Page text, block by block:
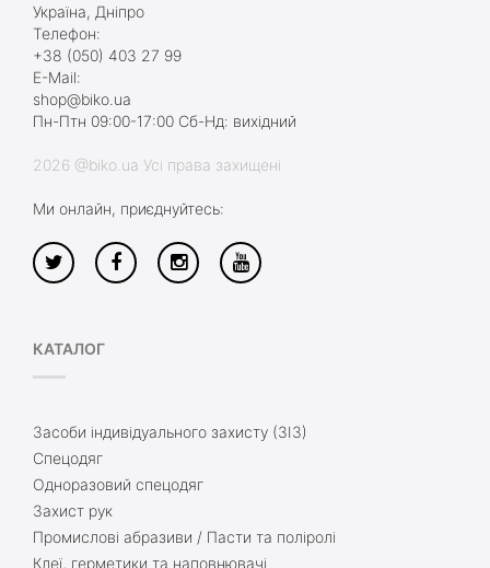
Україна, Дніпро
Телефон:
+38 (050) 403 27 99
E-Mail:
shop@biko.ua
Пн-Птн 09:00-17:00 Сб-Нд: вихідний
2026 @biko.ua Усі права захищені
Ми онлайн, приєднуйтесь:
КАТАЛОГ
Засоби індивідуального захисту (ЗІЗ)
Спецодяг
Одноразовий спецодяг
Захист рук
Промислові абразиви / Пасти та поліролі
Клеї, герметики та наповнювачі